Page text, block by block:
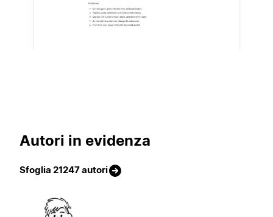
Autori in evidenza
Sfoglia 21247 autori